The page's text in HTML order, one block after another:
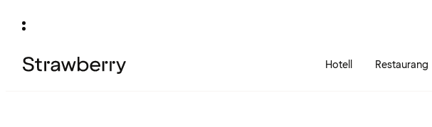
Hotell Restaurang